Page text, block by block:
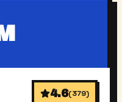
M
4.6(379)